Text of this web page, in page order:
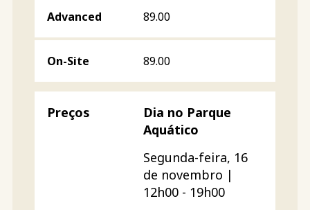
89.00
89.00
Dia no Parque
Aquático
Segunda-feira, 16
de novembro |
12h00 - 19h00